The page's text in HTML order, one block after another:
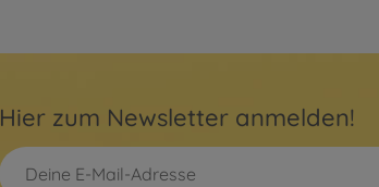
Hier zum Newsletter anmelden!